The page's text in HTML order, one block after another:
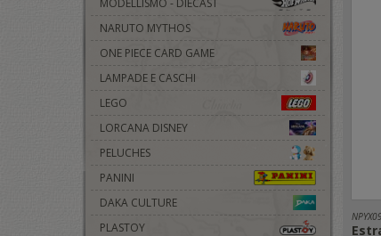
MODELLISMO - DIECAST
NARUTO MYTHOS
ONE PIECE CARD GAME
LAMPADE E CASCHI
LEGO
LORCANA DISNEY
PELUCHES
PANINI
DAKA CULTURE
PLASTOY